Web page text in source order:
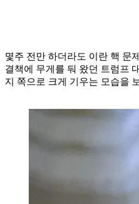
몇주 전만 하더라도 이란 핵 문
결책에 무게를 둬 왔던 트럼프
지 쪽으로 크게 기우는 모습을